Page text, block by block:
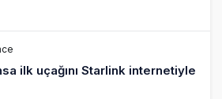
bakım uçağına girdi: Uyurken